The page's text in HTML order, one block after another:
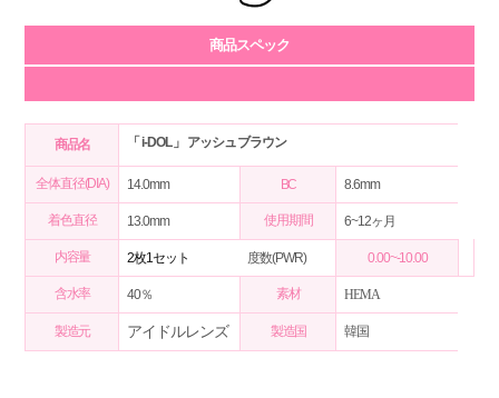
商品スペック
商品名 「 i-DOL」 アッシュブラウン
全体直径(DIA) 14.0mm BC 8.6mm
着色直径 13.0mm 使用期間 6~12ヶ月
内容量 2枚1セット 度数(PWR) 0.00~-10.00
含水率 40％ 素材 HEMA
製造元 アイドルレンズ 製造国 韓国